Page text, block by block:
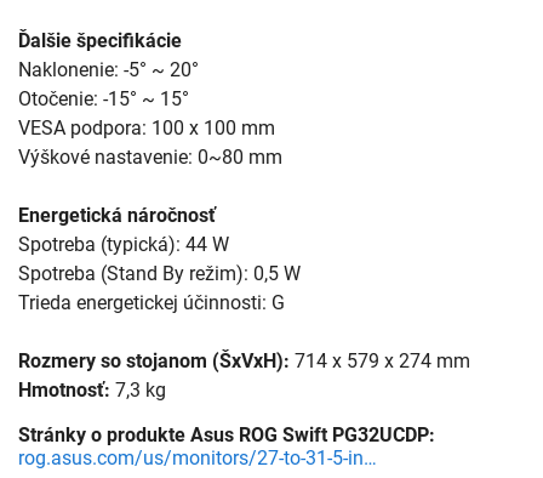
Ďalšie špecifikácie
Naklonenie: -5° ~ 20°
Otočenie: -15° ~ 15°
VESA podpora: 100 x 100 mm
Výškové nastavenie: 0~80 mm
Energetická náročnosť
Spotreba (typická): 44 W
Spotreba (Stand By režim): 0,5 W
Trieda energetickej účinnosti: G
Rozmery so stojanom (ŠxVxH): 714 x 579 x 274 mm
Hmotnosť: 7,3 kg
Stránky o produkte Asus ROG Swift PG32UCDP:
rog.asus.com/us/monitors/27-to-31-5-inches/rog-swift-oled-pg32ucdp/